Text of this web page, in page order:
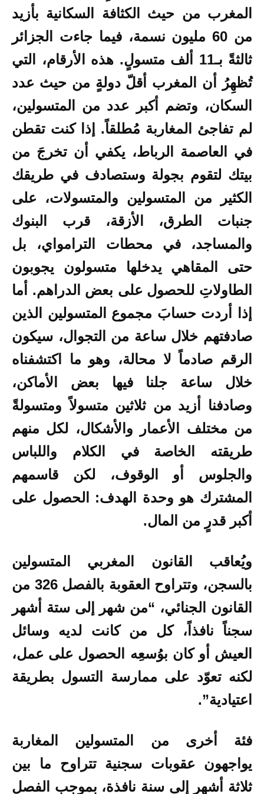
المغرب من حيث الكثافة السكانية بأزيد
من 60 مليون نسمة، فيما جاءت الجزائر
ثالثةً بـ11 ألف متسولٍ. هذه الأرقام، التي
تُظهِرُ أن المغرب أقلّ دولةٍ من حيث عدد
السكان، وتضم أكبر عدد من المتسولين،
لم تفاجئ المغاربة مُطلقاً. إذا كنت تقطن
في العاصمة الرباط، يكفي أن تخرجَ من
بيتك لتقوم بجولة وستصادف في طريقك
الكثير من المتسولين والمتسولات، على
جنبات الطرق، الأزقة، قرب البنوك
والمساجد، في محطات الترامواي، بل
حتى المقاهي يدخلها متسولون يجوبون
الطاولاتِ للحصول على بعض الدراهم. أما
إذا أردت حسابَ مجموع المتسولين الذين
صادفتهم خلال ساعة من التجوال، سيكون
الرقم صادماً لا محالة، وهو ما اكتشفناه
خلال ساعة جلنا فيها بعض الأماكن،
وصادفنا أزيد من ثلاثين متسولاً ومتسولةً
من مختلف الأعمار والأشكال، لكل منهم
طريقته الخاصة في الكلام واللباس
والجلوس أو الوقوف، لكن قاسمهم
المشترك هو وحدة الهدف: الحصول على
أكبر قدرٍ من المال.
ويُعاقب القانون المغربي المتسولين
بالسجن، وتتراوح العقوبة بالفصل 326 من
القانون الجنائي، “من شهر إلى ستة أشهر
سجناً نافذاً، كل من كانت لديه وسائل
العيش أو كان بوُسعِه الحصول على عمل،
لكنه تعوّد على ممارسة التسول بطريقة
اعتيادية”.
فئة أخرى من المتسولين المغاربة
يواجهون عقوبات سجنية تتراوح ما بين
ثلاثة أشهر إلى سنة نافذة، بموجب الفصل